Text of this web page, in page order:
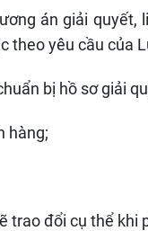
án giải
theo yêu cầu của L
bị hồ sơ giải
hàng;
trao đổi cụ thể khi